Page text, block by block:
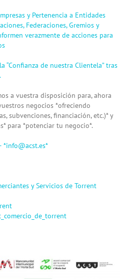
y Pertenencia a Entidades
Federaciones, Gremios y
verazmente de acciones para
“Confianza de nuestra Clientela” tras
a vuestra disposición para, ahora
negocios *ofreciendo
subvenciones, financiación, etc.)* y
para *potenciar tu negocio*.
*info@acst.es*
y Servicios de Torrent